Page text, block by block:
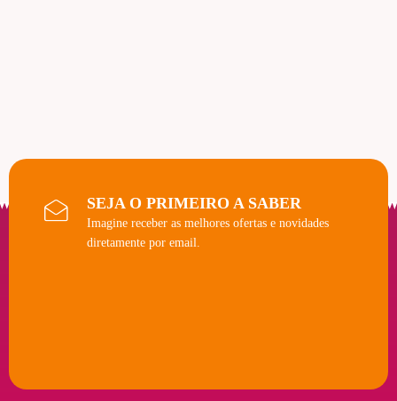
SEJA O PRIMEIRO A SABER
Imagine receber as melhores ofertas e novidades
diretamente por email.